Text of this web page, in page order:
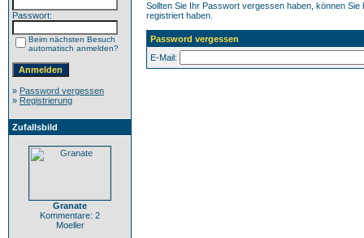
Passwort:
Beim nächsten Besuch
automatisch anmelden?
» Password vergessen
» Registrierung
Zufallsbild
Granate
Kommentare: 2
Moeller
Sollten Sie Ihr Passwort vergessen haben, können
registriert haben.
Password vergessen
E-Mail: